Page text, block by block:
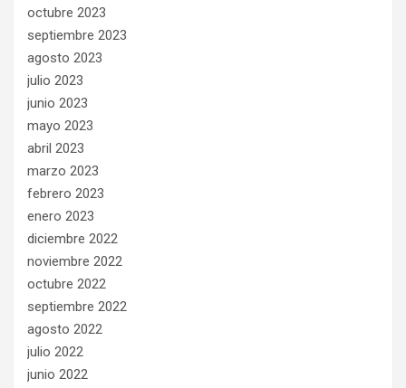
octubre 2023
septiembre 2023
agosto 2023
julio 2023
junio 2023
mayo 2023
abril 2023
marzo 2023
febrero 2023
enero 2023
diciembre 2022
noviembre 2022
octubre 2022
septiembre 2022
agosto 2022
julio 2022
junio 2022